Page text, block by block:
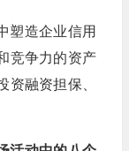
塑造企业信用
竞争力的资产
资融资担保、